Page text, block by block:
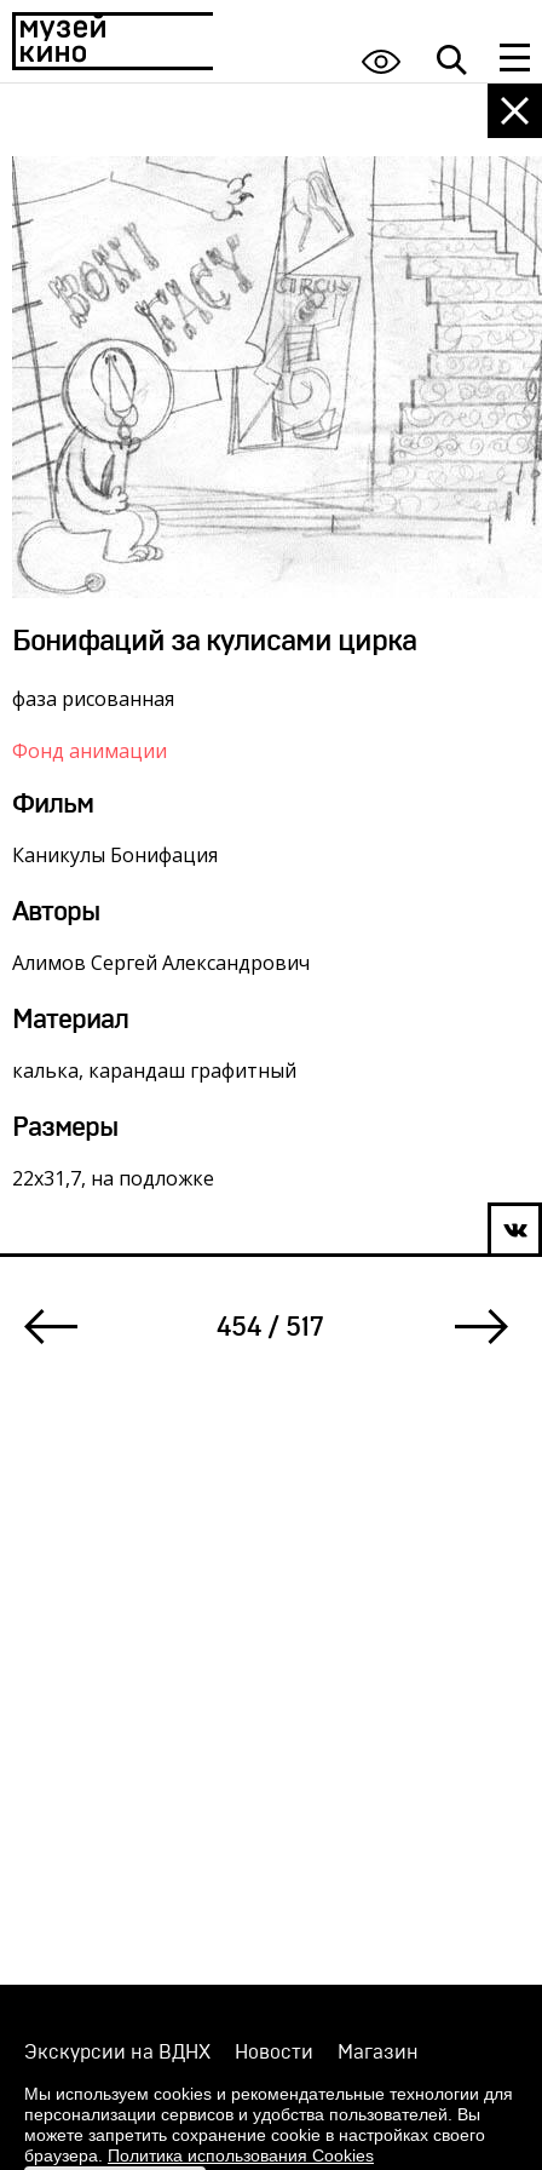
Бонифаций за кулисами цирка
фаза рисованная
Фонд анимации
Фильм
Каникулы Бонифация
Авторы
Алимов Сергей Александрович
Материал
калька, карандаш графитный
Размеры
22х31,7, на подложке
454 / 517
Экскурсии на ВДНХ Новости
Магазин
О музее
Фонды
Виртуальный музей
Издания
Пресс-центр
Контакты
Мы используем cookies и рекомендательные технологии для
персонализации сервисов и удобства пользователей. Вы
можете запретить сохранение cookie в настройках своего
браузера. Политика использования Cookies